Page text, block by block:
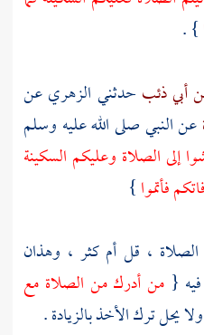
} .
أبي ذئب حدثني الزهريعن
عن النبي صلى الله عليه وسلم
إلى الصلاة وعليكم السكينة
فأتموا}
الصلاة ، قل أم كثر ، وهذان
{ من أدرك من الصلاة مع
يحل ترك الأخذ بالزيادة .